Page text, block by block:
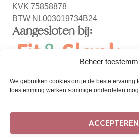
Beheer
We gebruiken cookies om je de beste ervaring
toestemming werken sommige onderdelen
ACCEPTEREN
KVK 75858878
BTW NL003019734B24
Aangesloten bij: